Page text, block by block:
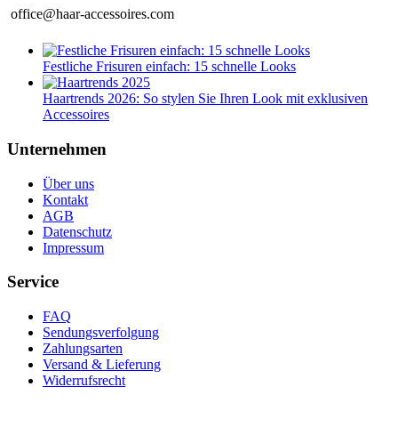
office@haar-accessoires.com
Festliche Frisuren einfach: 15 schnelle Looks
Haartrends 2026: So stylen Sie Ihren Look mit exklusiven
Accessoires
Unternehmen
Über uns
Kontakt
AGB
Datenschutz
Impressum
Service
FAQ
Sendungsverfolgung
Zahlungsarten
Versand & Lieferung
Widerrufsrecht